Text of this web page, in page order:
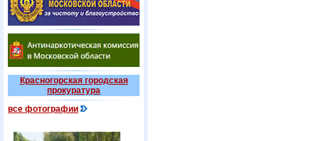
Красногорская городская
прокуратура
все фотографии